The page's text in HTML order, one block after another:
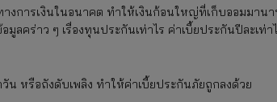
งการเงินในอนาคต ทำให้เงินก้อนใหญ่ที่เก็บออมมาน
ลคร่าว ๆ เรื่องทุนประกันเท่าไร ค่าเบี้ยประกันปีละเท่า
หรือถังดับเพลิง ทำให้ค่าเบี้ยประกันภัยถูกลงด้วย